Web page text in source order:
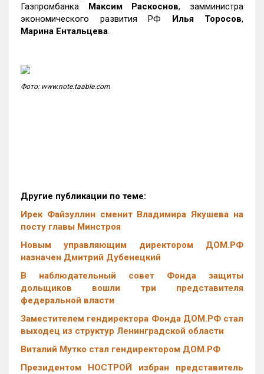
Газпромбанка Максим Раскоснов, замминистра
экономического развития РФ Илья Торосов,
Марина Ентальцева.
Фото: www.note.taable.com
Другие публикации по теме:
Ирек Файзуллин сменит Владимира Якушева на
посту главы Минстроя
Новым управляющим директором ДОМ.РФ
назначен Дмитрий Дубенецкий
В наблюдательный совет Фонда защиты
дольщиков вошли три представителя
федеральной власти
Заместителем гендиректора Фонда ДОМ.РФ стал
выходец из структур Ленинградской области
Виталий Мутко стал гендиректором ДОМ.РФ
Президентом НОСТРОЙ избран представитель